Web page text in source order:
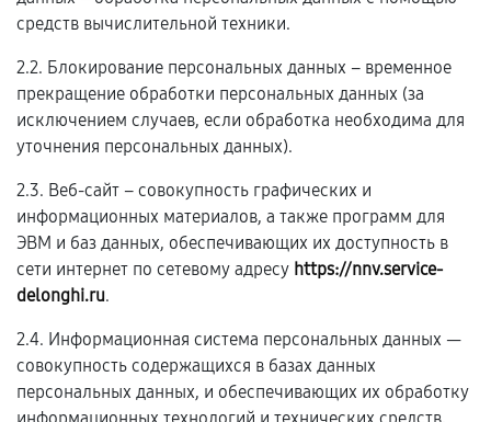
средств вычислительной техники.
2.2. Блокирование персональных данных – временное
прекращение обработки персональных данных (за
исключением случаев, если обработка необходима для
уточнения персональных данных).
2.3. Веб-сайт – совокупность графических и
информационных материалов, а также программ для
ЭВМ и баз данных, обеспечивающих их доступность в
сети интернет по сетевому адресу https://nnv.service-
delonghi.ru.
2.4. Информационная система персональных данных —
совокупность содержащихся в базах данных
персональных данных, и обеспечивающих их обработку